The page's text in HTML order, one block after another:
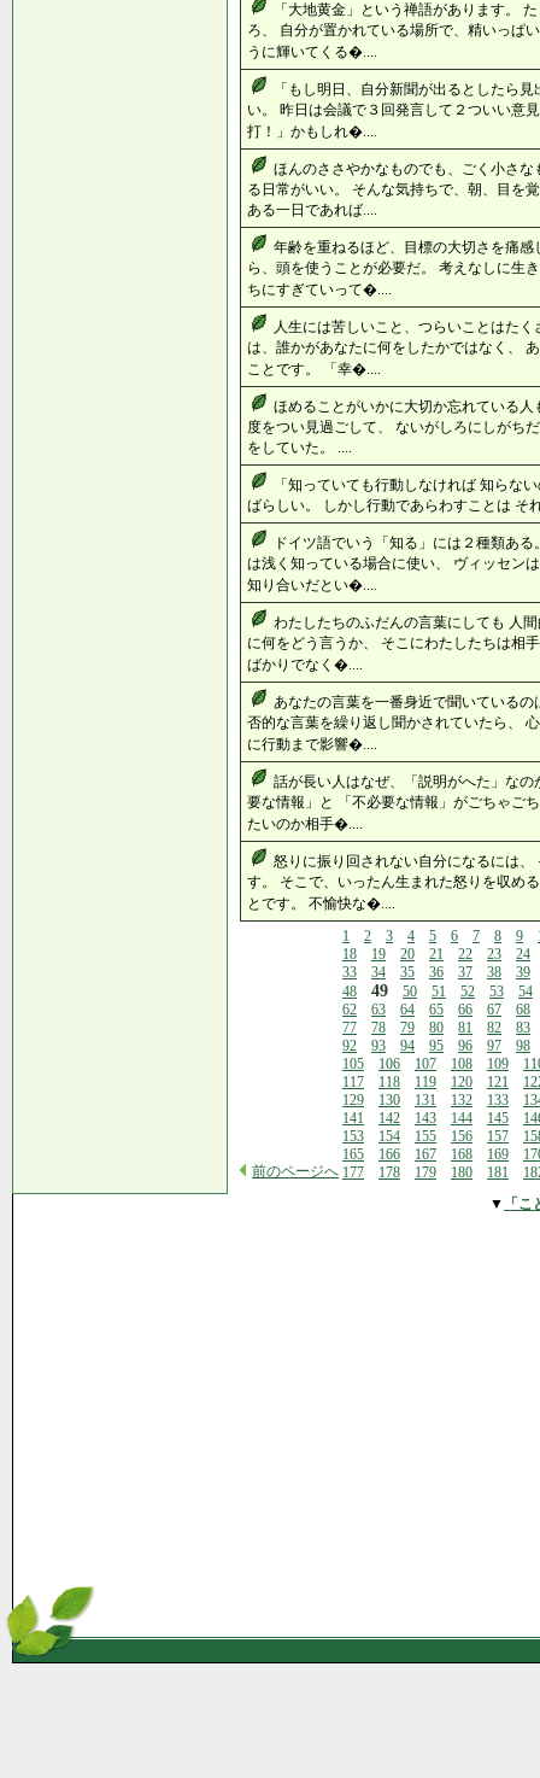
「大地黄金」という禅語があります。
ろ、 自分が置かれている場所で、精いっぱ
うに輝いてくる�....
「もし明日、自分新聞が出るとしたら
い。 昨日は会議で３回発言して２ついい意
打！」かもしれ�....
ほんのささやかなものでも、ごく小さ
る日常がいい。 そんな気持ちで、朝、目を
ある一日であれば....
年齢を重ねるほど、目標の大切さを痛
ら、頭を使うことが必要だ。 考えなしに生
ちにすぎていって�....
人生には苦しいこと、つらいことはた
は、誰かがあなたに何をしたかではなく、
ことです。 「幸�....
ほめることがいかに大切か忘れている
度をつい見過ごして、 ないがしろにしがち
をしていた。 ....
「知っていても行動しなければ 知らな
ばらしい。 しかし行動であらわすことは そ
ドイツ語でいう「知る」には２種類あ
は浅く知っている場合に使い、 ヴィッセン
知り合いだとい�....
わたしたちのふだんの言葉にしても 人
に何をどう言うか、 そこにわたしたちは相
ばかりでなく�....
あなたの言葉を一番身近で聞いている
否的な言葉を繰り返し聞かされていたら、
に行動まで影響�....
話が長い人はなぜ、「説明がへた」な
要な情報」と 「不必要な情報」がごちゃご
たいのか相手�....
怒りに振り回されない自分になるには
す。 そこで、いったん生まれた怒りを収め
とです。 不愉快な�....
前のページへ
1 2 3 4 5 6 7 8 9
18
19 20 21 22 23
24
33
34 35 36 37 38
39
48
49 50 51 52 53
54
62
63 64 65 66 67
68
77
78 79 80 81 82
83
92
93 94 95 96 97
98
105
106 107 108 109
117
118 119 120 121
129
130 131 132 133
141
142 143 144 145
153
154 155 156 157
165
166 167 168 169
177
178 179 180 181
▼
「